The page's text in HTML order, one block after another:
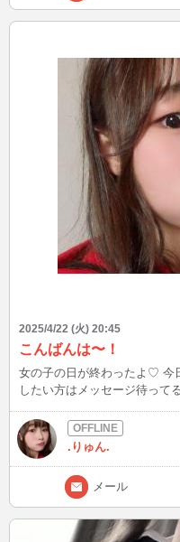
2025/4/22 (火) 20:45
こんばんは〜！
女の子の日が終わったよ♡ 今
.りゅん.
メール